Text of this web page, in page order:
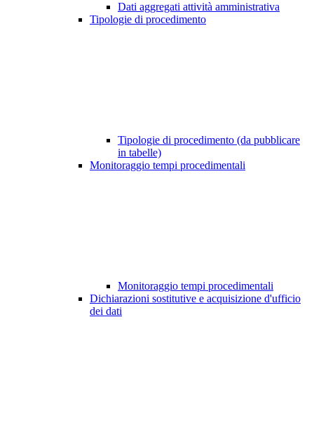
Dati aggregati attività amministrativa
Tipologie di procedimento
Tipologie di procedimento (da pubblicare
in tabelle)
Monitoraggio tempi procedimentali
Monitoraggio tempi procedimentali
Dichiarazioni sostitutive e acquisizione d'ufficio
dei dati